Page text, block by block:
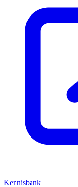
Kennisbank